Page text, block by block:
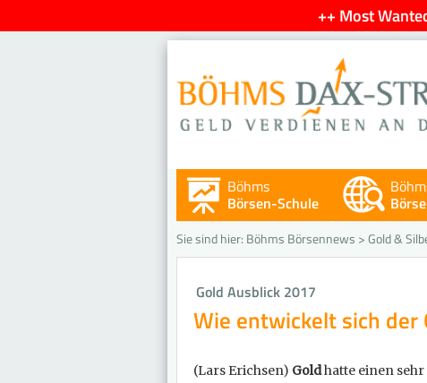
++ Most
Böhms
Börsen-Schule
Sie sind hier: Böhms Börsennews >Gold &
Gold Ausblick 2017
Wie entwickelt sich der
(Lars Erichsen) Goldhatte einen sehr